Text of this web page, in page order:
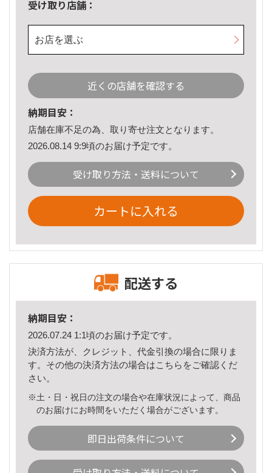
受け取り店舗：
お店を選ぶ
近くの店舗を確認する
納期目安：
店舗在庫不足の為、取り寄せ注文となります。
2026.08.14 9:9頃のお届け予定です。
受け取り方法・送料について
カートに入れる
配送する
納期目安：
2026.07.24 1:1頃のお届け予定です。
決済方法が、クレジット、代金引換の場合に限りま
す。その他の決済方法の場合はこちら をご確認くだ
さい。
※土・日・祝日の注文の場合や在庫状況によって、商品
のお届けにお時間をいただく場合がございます。
即日出荷条件について